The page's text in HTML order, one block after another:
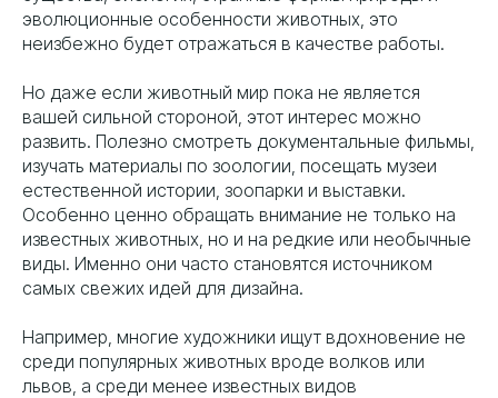
эволюционные особенности животных, это
неизбежно будет отражаться в качестве работы.
Но даже если животный мир пока не является
вашей сильной стороной, этот интерес можно
развить. Полезно смотреть документальные фильмы,
изучать материалы по зоологии, посещать музеи
естественной истории, зоопарки и выставки.
Особенно ценно обращать внимание не только на
известных животных, но и на редкие или необычные
виды. Именно они часто становятся источником
самых свежих идей для дизайна.
Например, многие художники ищут вдохновение не
среди популярных животных вроде волков или
львов, а среди менее известных видов